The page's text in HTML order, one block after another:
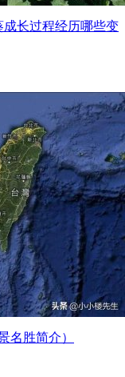
长过程经历哪些变
名胜简介）